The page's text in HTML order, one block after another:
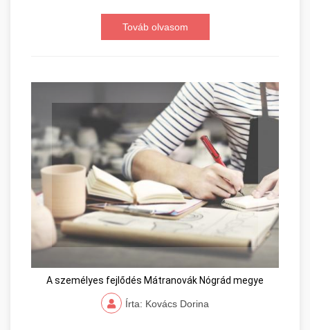
Továb olvasom
A személyes fejlődés Mátranovák Nógrád megye
Írta: Kovács Dorina